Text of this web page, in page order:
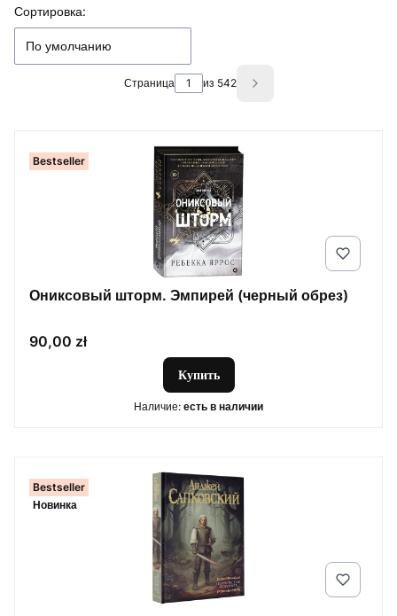
Список товаров
Сортировка:
По умолчанию
Страница из 542 Next products
Bestseller
Ониксовый шторм. Эмпирей (черный обрез)
Цена
90,00 zł
Купить
Наличие: есть в наличии
Bestseller
Новинка